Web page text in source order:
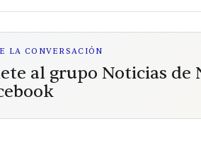
LA CONVERSACIÓN
al grupo Noticias